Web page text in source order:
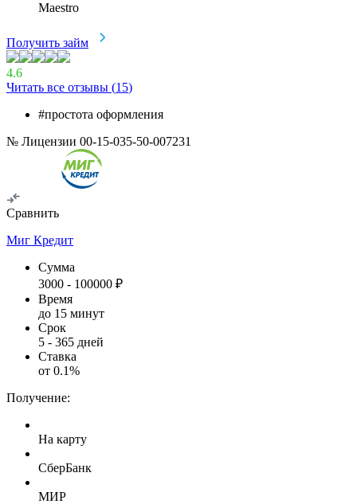
Maestro
Получить займ
4.6
Читать все отзывы (15)
#простота оформления
№ Лицензии 00-15-035-50-007231
Сравнить
Миг Кредит
Сумма
3000 - 100000 ₽
Время
до 15 минут
Срок
5 - 365 дней
Ставка
от 0.1%
Получение:
На карту
СберБанк
МИР